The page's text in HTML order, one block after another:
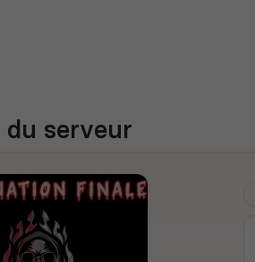
du serveur